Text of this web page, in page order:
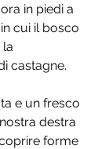
in piedi a
cui il bosco
la
castagne.
e un fresco
destra
forme